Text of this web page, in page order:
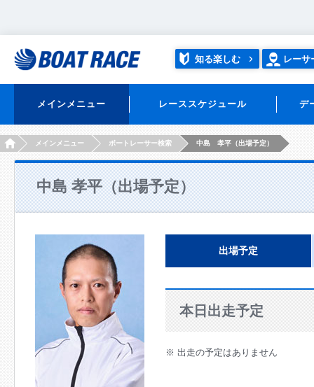
知る楽しむ レーサ
メインメニュー レーススケジュール デ
HOMEメインメニュー ボートレーサー検索 中島 孝平（出場予定）
中島 孝平（出場予定）
出場予定
本日出走予定
※ 出走の予定はありません